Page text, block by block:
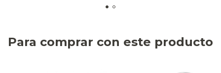
Para comprar con este producto